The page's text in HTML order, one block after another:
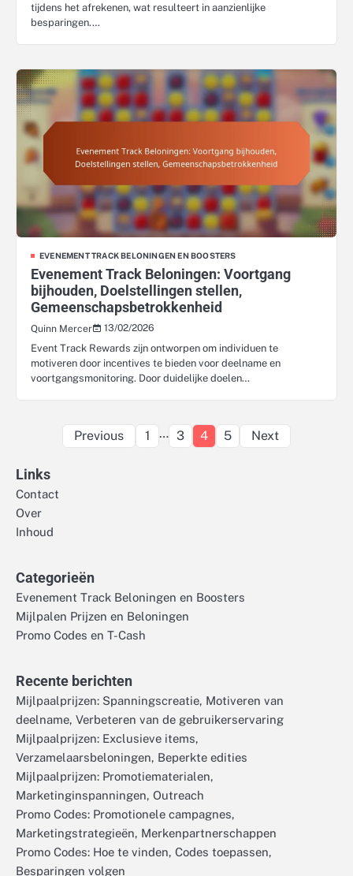
tijdens het afrekenen, wat resulteert in aanzienlijke
besparingen.…
EVENEMENT TRACK BELONINGEN EN BOOSTERS
Evenement Track Beloningen: Voortgang
bijhouden, Doelstellingen stellen,
Gemeenschapsbetrokkenheid
Quinn Mercer
13/02/2026
Event Track Rewards zijn ontworpen om individuen te
motiveren door incentives te bieden voor deelname en
voortgangsmonitoring. Door duidelijke doelen…
Posts
Previous 1 … 3 4 5 Next
Links
Contact
Over
Inhoud
Categorieën
Evenement Track Beloningen en Boosters
Mijlpalen Prijzen en Beloningen
Promo Codes en T-Cash
Recente berichten
Mijlpaalprijzen: Spanningscreatie, Motiveren van
deelname, Verbeteren van de gebruikerservaring
Mijlpaalprijzen: Exclusieve items,
Verzamelaarsbeloningen, Beperkte edities
Mijlpaalprijzen: Promotiematerialen,
Marketinginspanningen, Outreach
Promo Codes: Promotionele campagnes,
Marketingstrategieën, Merkenpartnerschappen
Promo Codes: Hoe te vinden, Codes toepassen,
Besparingen volgen